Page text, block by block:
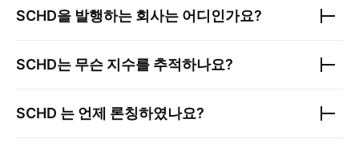
SCHD을 발행하는 회사는 어디인가요?
SCHD는 무슨 지수를 추적하나요?
SCHD 는 언제 론칭하였나요?